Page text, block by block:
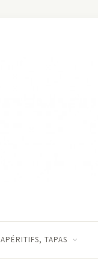
APÉRITIFS, TAPAS